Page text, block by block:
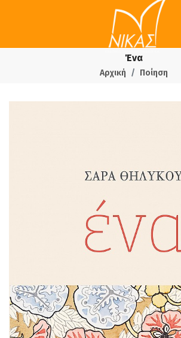
Ένα
Αρχική Ποίηση